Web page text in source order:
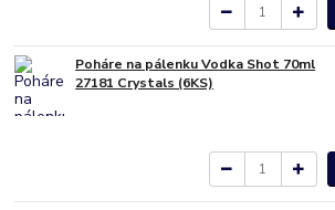
Poháre na pálenku Vodka Shot 70ml
27181 Crystals (6KS)